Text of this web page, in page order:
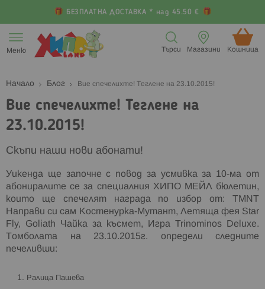
БЕЗПЛАТНА ДОСТАВКА * над 45.50 €
към
съдържанието
Меню Кошница (
Магазини
Търси
Начало Блог Вие спечелихте! Теглене на 23.10.2015!
Вие спечелихте! Теглене на
23.10.2015!
Скъпи наши нови абонати!
Уикенда ще започне с повод за усмивка за 10-ма от
абониралите се за специалния ХИПО МЕЙЛ бюлетин,
които ще спечелят награда по избор от: TMNT
Направи си сам Костенурка-Мутант, Летяща фея Star
Fly, Goliath Чайка за късмет, Игра Trinominos Deluxe.
Томболата на 23.10.2015г. определи следните
печеливши:
Ралица Пашева